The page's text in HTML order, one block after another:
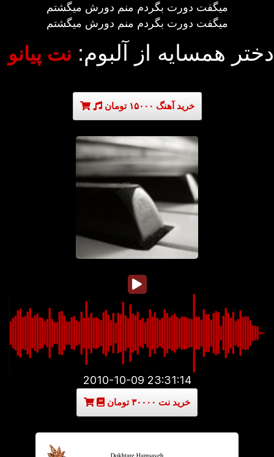
میگفت دورت بگردم منم دورش میگشتم
میگفت دورت بگردم منم دورش میگشتم
دختر همسایه از آلبوم: نت پیانو
خرید آهنگ ۱۵۰۰۰ تومان
2010-10-09 23:31:14
خرید نت ۳۰۰۰۰ تومان